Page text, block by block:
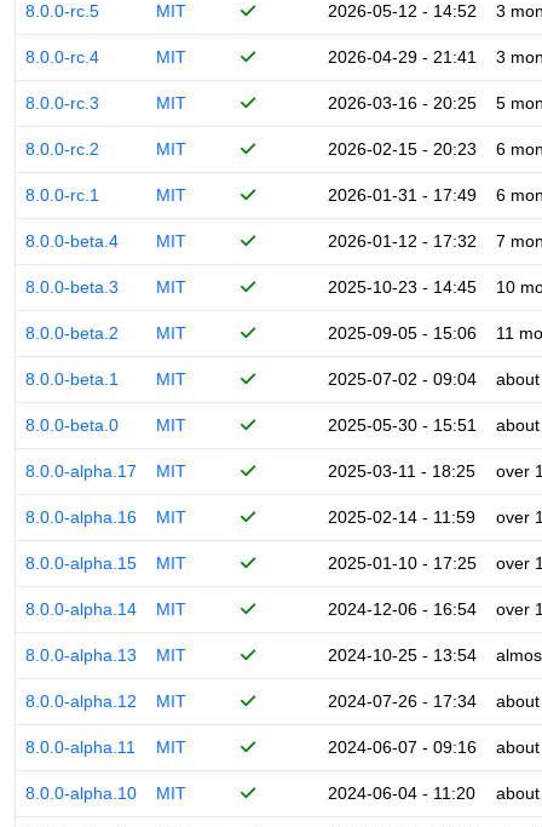
8.0.0-rc.5 MIT 2026-05-12 - 14:52 3
8.0.0-rc.4 MIT 2026-04-29 - 21:41 3
8.0.0-rc.3 MIT 2026-03-16 - 20:25 5
8.0.0-rc.2 MIT 2026-02-15 - 20:23 6
8.0.0-rc.1 MIT 2026-01-31 - 17:49 6
8.0.0-beta.4 MIT 2026-01-12 - 17:32 7
8.0.0-beta.3 MIT 2025-10-23 - 14:45 10
8.0.0-beta.2 MIT 2025-09-05 - 15:06 11
8.0.0-beta.1 MIT 2025-07-02 - 09:04
8.0.0-beta.0 MIT 2025-05-30 - 15:51
8.0.0-alpha.17 MIT 2025-03-11 - 18:25 over
8.0.0-alpha.16 MIT 2025-02-14 - 11:59 over
8.0.0-alpha.15 MIT 2025-01-10 - 17:25 over
8.0.0-alpha.14 MIT 2024-12-06 - 16:54 over
8.0.0-alpha.13 MIT 2024-10-25 - 13:54
8.0.0-alpha.12 MIT 2024-07-26 - 17:34
8.0.0-alpha.11 MIT 2024-06-07 - 09:16
8.0.0-alpha.10 MIT 2024-06-04 - 11:20